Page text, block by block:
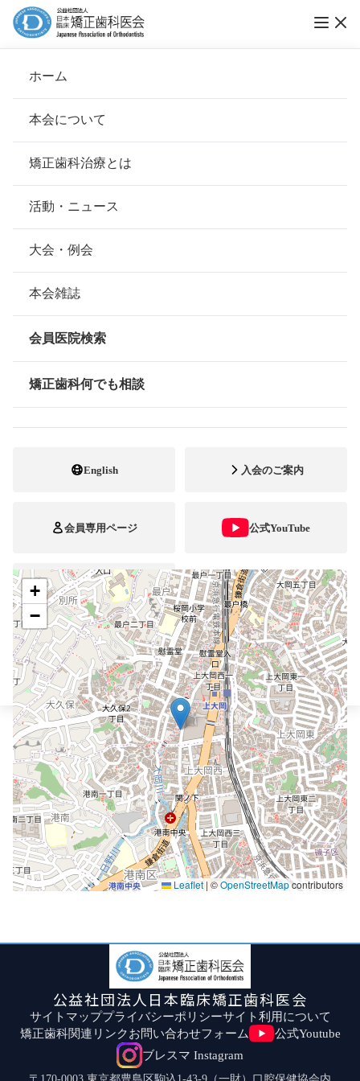
ホーム
本会について
会長挨拶
基本理念
組織について
本会の歴史
情報公開
矯正歯科治療とは
安心して治療を受けていただくための「6つの指針」
安心できる矯正歯科治療契約のための「7つの提言」
矯正歯科治療について
活動・ニュース
大会・例会
本会雑誌
会員医院検索
矯正歯科何でも相談
English 入会のご案内
会員専用ページ 公式YouTube
ブレスマ
ホーム 会員医院検索
宮川矯正歯科クリニック
所在地
神奈川県横浜市港南区上大岡西1-
FAX番号 045-846-5840
顎口腔機能診断施設
自立支援医療
+
−
Leaflet | ©OpenStreetMapcontributors
公益社団法人日本臨床矯正歯科医会
サイトマッププライバシーポリシーサイト利用について
矯正歯科関連リンクお問い合わせフォーム
公式Youtube
ブレスマ Instagram